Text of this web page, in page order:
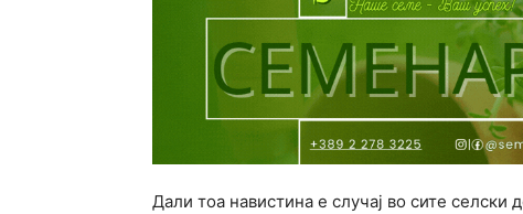
Дали тоа навистина е случај во сите